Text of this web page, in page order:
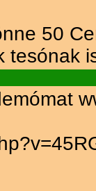
50
tesónak